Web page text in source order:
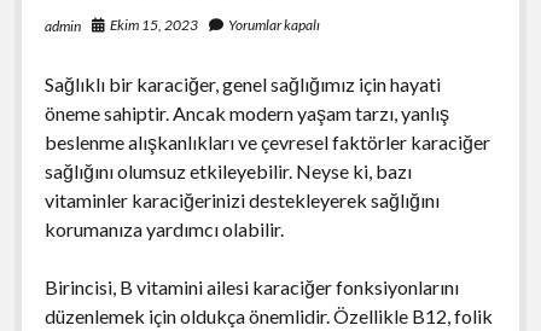
Spotify Takipçi Hilesi Şifresiz
admin Ekim 15, 2023 Yorumlar kapalı
Sağlıklı bir karaciğer, genel sağlığımız için hayati
öneme sahiptir. Ancak modern yaşam tarzı, yanlış
beslenme alışkanlıkları ve çevresel faktörler karaciğer
sağlığını olumsuz etkileyebilir. Neyse ki, bazı
vitaminler karaciğerinizi destekleyerek sağlığını
korumanıza yardımcı olabilir.
Birincisi, B vitamini ailesi karaciğer fonksiyonlarını
düzenlemek için oldukça önemlidir. Özellikle B12, folik